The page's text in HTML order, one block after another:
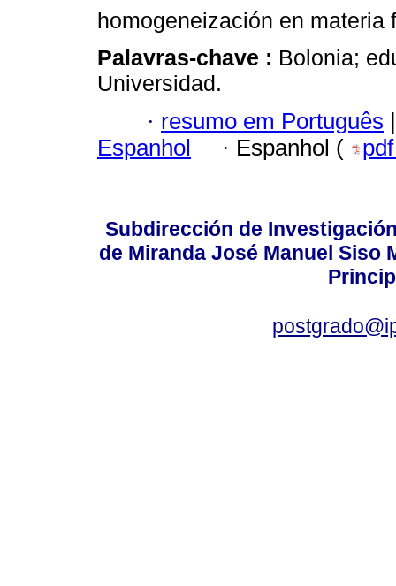
homogeneización en
Palavras-chave : Bolonia;
Universidad.
· resumo em Português |
Espanhol
· Espanhol (
Subdirección de
de Miranda José Manuel Siso